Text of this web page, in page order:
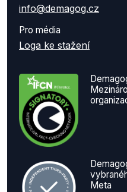
info@demagog.cz
Pro média
Loga ke stažení
Meta